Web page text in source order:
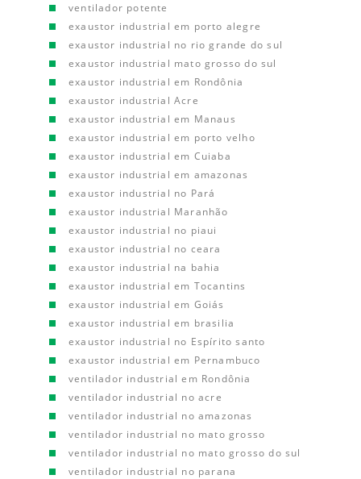
ventilador potente
exaustor industrial em porto alegre
exaustor industrial no rio grande do sul
exaustor industrial mato grosso do sul
exaustor industrial em Rondônia
exaustor industrial Acre
exaustor industrial em Manaus
exaustor industrial em porto velho
exaustor industrial em Cuiaba
exaustor industrial em amazonas
exaustor industrial no Pará
exaustor industrial Maranhão
exaustor industrial no piaui
exaustor industrial no ceara
exaustor industrial na bahia
exaustor industrial em Tocantins
exaustor industrial em Goiás
exaustor industrial em brasilia
exaustor industrial no Espírito santo
exaustor industrial em Pernambuco
ventilador industrial em Rondônia
ventilador industrial no acre
ventilador industrial no amazonas
ventilador industrial no mato grosso
ventilador industrial no mato grosso do sul
ventilador industrial no parana